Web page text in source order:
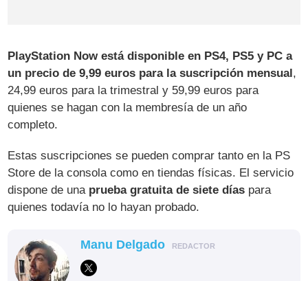
PlayStation Now está disponible en PS4, PS5 y PC a
un precio de 9,99 euros para la suscripción mensual,
24,99 euros para la trimestral y 59,99 euros para
quienes se hagan con la membresía de un año
completo.
Estas suscripciones se pueden comprar tanto en la PS
Store de la consola como en tiendas físicas. El servicio
dispone de una prueba gratuita de siete días para
quienes todavía no lo hayan probado.
Manu Delgado REDACTOR